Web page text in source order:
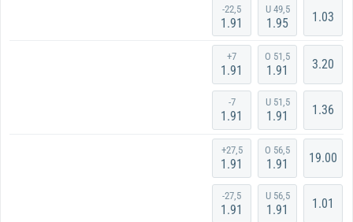
-22,5
1.91
U 49,5
1.95 1.03
+7
1.91
-7
1.91
O 51,5
1.91
U 51,5
1.91
3.20
1.36
+27,5
1.91
-27,5
1.91
O 56,5
1.91
U 56,5
1.91
19.00
1.01